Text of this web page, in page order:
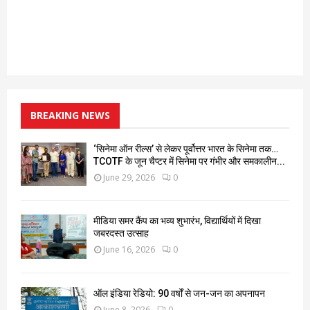
BREAKING NEWS
‘सिनेमा ऑन रील्स’ से लेकर पूर्वोत्तर भारत के सिनेमा तक…
TCOTF के जून चैप्टर में सिनेमा पर गंभीर और समकालीन...
June 29, 2026 0
मीडिया समर कैंप का भव्य शुभारंभ, विद्यार्थियों में दिखा
जबरदस्त उत्साह
June 16, 2026 0
ऑल इंडिया रेडियो: 90 वर्षों से जन-जन का अपनापन